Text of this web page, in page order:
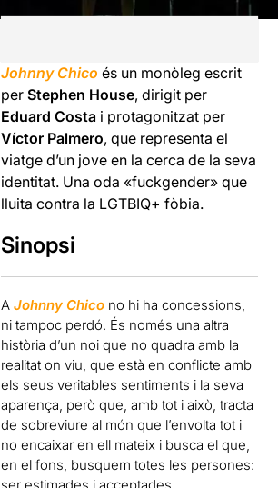
Johnny Chico és un monòleg escrit
perStephen House, dirigit per
Eduard Costa i protagonitzat per
Víctor Palmero, que representa el
viatge d’un jove en la cerca de la seva
identitat. Una oda «fuckgender» que
lluita contra la LGTBIQ+ fòbia.
Sinopsi
AJohnny Chico no hi ha concessions,
ni tampoc perdó. És només una altra
història d’un noi que no quadra amb la
realitat on viu, que està en conflicte amb
els seus veritables sentiments i la seva
aparença, però que, amb tot i això, tracta
de sobreviure al món que l’envolta tot i
no encaixar en ell mateix i busca el que,
en el fons, busquem totes les persones: